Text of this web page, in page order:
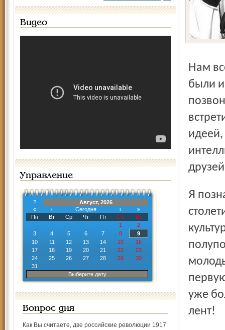
Видео
Управление
?
Август, 2026
«
‹ Сегодня ›
»
Пн
Вт Ср Чт Пт Сб
Вс
1
2
3
4 5 6 7 8
9
10
11 12 13 14 15
16
17
18 19 20 21 22
23
24
25 26 27 28 29
30
31
Выберите дату
Вопрос дня
Как Вы считаете, две российские революции 1917
Нам всегда казалось, что Рэм и его киностудия «Юность»
были
Я познакомилась с ним в семидесятых годах прошлого
уже
лент!